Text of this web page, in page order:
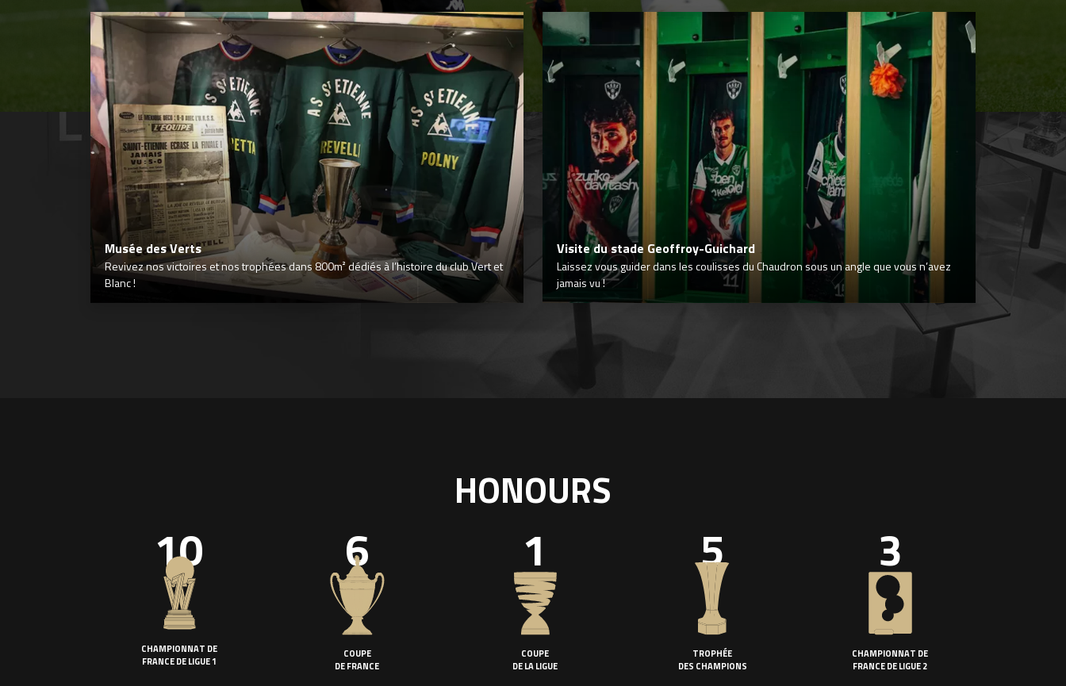
Musée des Verts
Revivez nos victoires et nos trophées dans 800m² dédiés à l’histoire du club Vert et
Blanc !
Visite du stade Geoffroy-Guichard
Laissez vous guider dans les coulisses du Chaudron sous un angle que vous n’avez
jamais vu !
HONOURS
10
CHAMPIONNAT DE
FRANCE DE LIGUE 1
6
COUPE
DE FRANCE
1
COUPE
DE LA LIGUE
5
TROPHÉE
DES CHAMPIONS
3
CHAMPIONNAT DE
FRANCE DE LIGUE 2